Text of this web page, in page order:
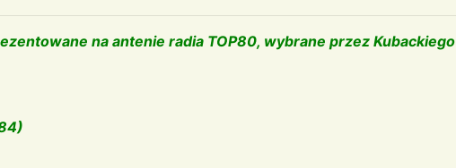
na antenie radia TOP80, wybrane przez Kubackiego